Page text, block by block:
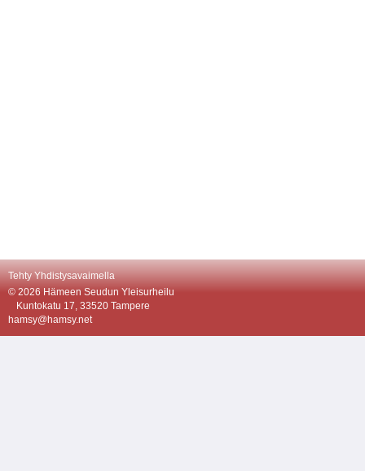
Tehty Yhdistysavaimella
© 2026 Hämeen Seudun Yleisurheilu
Kuntokatu 17, 33520 Tampere
hamsy@hamsy.net